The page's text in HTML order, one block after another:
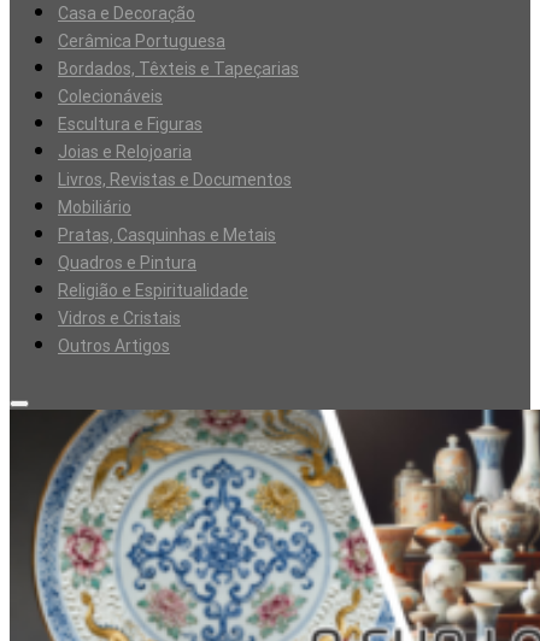
Casa e Decoração
Cerâmica Portuguesa
Bordados, Têxteis e Tapeçarias
Colecionáveis
Escultura e Figuras
Joias e Relojoaria
Livros, Revistas e Documentos
Mobiliário
Pratas, Casquinhas e Metais
Quadros e Pintura
Religião e Espiritualidade
Vidros e Cristais
Outros Artigos